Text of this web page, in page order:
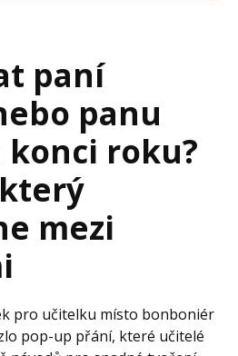
paní
panu
roku?
mezi
pro učitelku místo bonboniér
pop-up přání, které učitelé